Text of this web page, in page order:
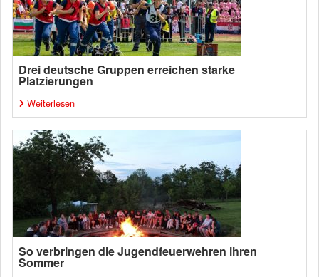
Drei deutsche Gruppen erreichen starke
Platzierungen
Weiterlesen
So verbringen die Jugendfeuerwehren ihren
Sommer